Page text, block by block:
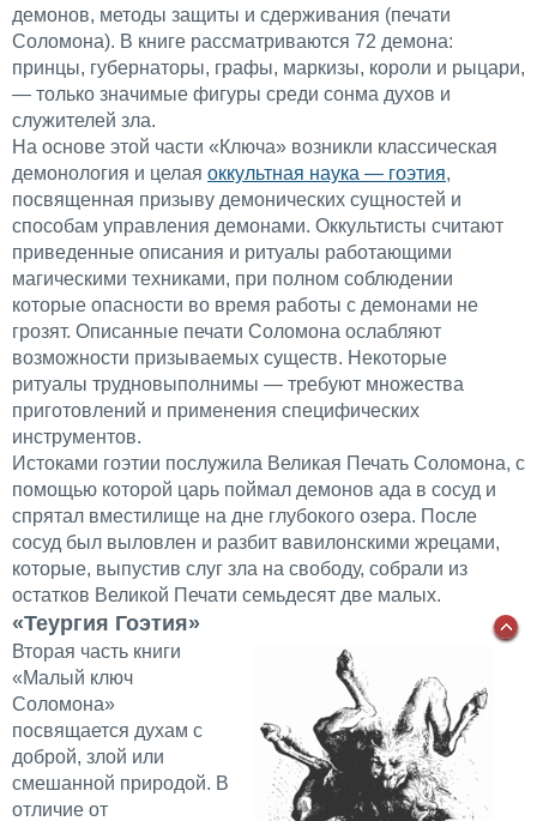
демонов, методы защиты и сдерживания (печати
Соломона). В книге рассматриваются 72 демона:
принцы, губернаторы, графы, маркизы, короли и рыцари,
— только значимые фигуры среди сонма духов и
служителей зла.
На основе этой части «Ключа» возникли классическая
демонология и целая оккультная наука — гоэтия,
посвященная призыву демонических сущностей и
способам управления демонами. Оккультисты считают
приведенные описания и ритуалы работающими
магическими техниками, при полном соблюдении
которые опасности во время работы с демонами не
грозят. Описанные печати Соломона ослабляют
возможности призываемых существ. Некоторые
ритуалы трудновыполнимы — требуют множества
приготовлений и применения специфических
инструментов.
Истоками гоэтии послужила Великая Печать Соломона, с
помощью которой царь поймал демонов ада в сосуд и
спрятал вместилище на дне глубокого озера. После
сосуд был выловлен и разбит вавилонскими жрецами,
которые, выпустив слуг зла на свободу, собрали из
остатков Великой Печати семьдесят две малых.
«Теургия Гоэтия»
Вторая часть книги
«Малый ключ
Соломона»
посвящается духам с
доброй, злой или
смешанной природой. В
отличие от